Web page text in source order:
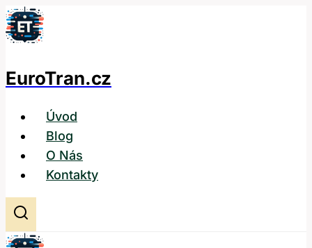
Přeskočit
na
EuroTran.cz
Úvod
Blog
O Nás
Kontakty